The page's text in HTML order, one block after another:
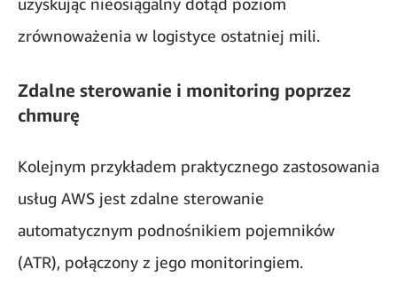
uzyskując nieosiągalny dotąd poziom
zrównoważenia w logistyce ostatniej mili.
Zdalne sterowanie i monitoring poprzez
chmurę
Kolejnym przykładem praktycznego zastosowania
usług AWS jest zdalne sterowanie
automatycznym podnośnikiem pojemników
(ATR), połączony z jego monitoringiem.